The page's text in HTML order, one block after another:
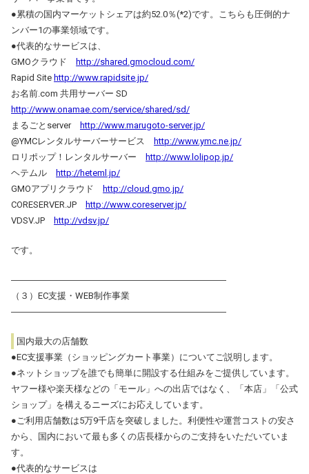
●累積の国内マーケットシェアは約52.0％(*2)です。こちらも圧倒的ナ
ンバー1の事業領域です。
●代表的なサービスは、
GMOクラウド
http://shared.gmocloud.com/
Rapid Site http://www.rapidsite.jp/
お名前.com 共用サーバー SD
http://www.onamae.com/service/shared/sd/
まるごとserver
http://www.marugoto-server.jp/
@YMCレンタルサーバーサービス
http://www.ymc.ne.jp/
ロリポップ！レンタルサーバー
http://www.lolipop.jp/
ヘテムル
http://heteml.jp/
GMOアプリクラウド
http://cloud.gmo.jp/
CORESERVER.JP
http://www.coreserver.jp/
VDSV.JP
http://vdsv.jp/
です。
――――――――――――――――――――――――
（３）EC支援・WEB制作事業
――――――――――――――――――――――――
国内最大の店舗数
●EC支援事業（ショッピングカート事業）についてご説明します。
●ネットショップを誰でも簡単に開設する仕組みをご提供しています。
ヤフー様や楽天様などの「モール」への出店ではなく、「本店」「公式
ショップ」を構えるニーズにお応えしています。
●ご利用店舗数は5万9千店を突破しました。利便性や運営コストの安さ
から、国内において最も多くの店長様からのご支持をいただいていま
す。
●代表的なサービスは